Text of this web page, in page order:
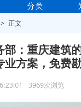
分类
> 正文
部：重庆建筑
业方案，免费
3969次浏览